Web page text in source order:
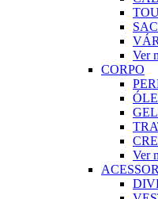
Ver
CORPO
Ver